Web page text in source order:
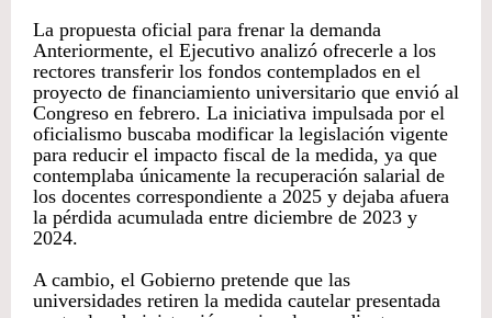
La propuesta oficial para frenar la demanda
Anteriormente, el Ejecutivo analizó ofrecerle a los
rectores transferir los fondos contemplados en el
proyecto de financiamiento universitario que envió al
Congreso en febrero. La iniciativa impulsada por el
oficialismo buscaba modificar la legislación vigente
para reducir el impacto fiscal de la medida, ya que
contemplaba únicamente la recuperación salarial de
los docentes correspondiente a 2025 y dejaba afuera
la pérdida acumulada entre diciembre de 2023 y
2024.
A cambio, el Gobierno pretende que las
universidades retiren la medida cautelar presentada